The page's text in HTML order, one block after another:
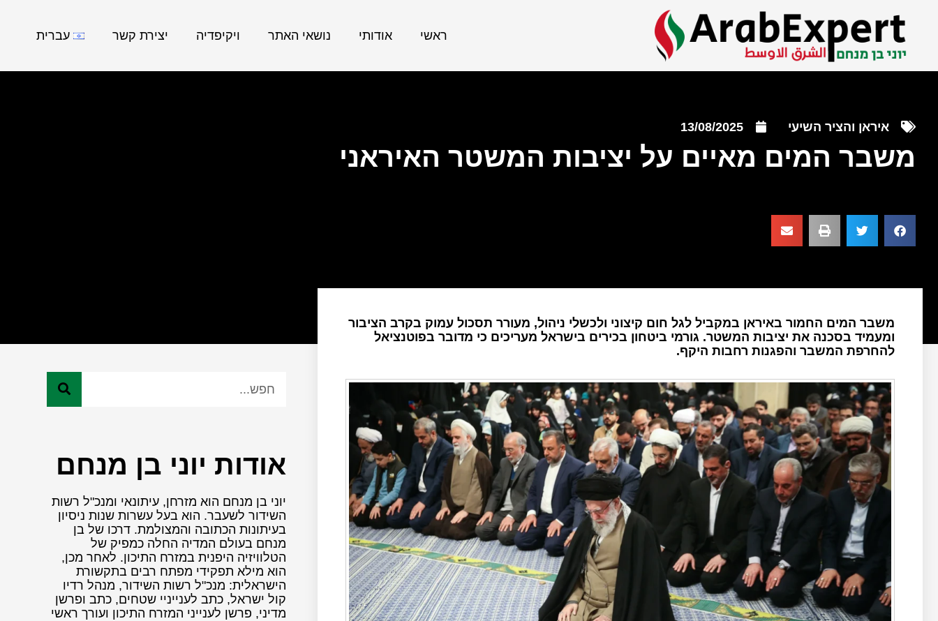
ראשי אודותי נושאי האתר ויקיפדיה יצירת קשר עברית
איראן והציר השיעי 13/08/2025
משבר המים מאיים על יציבות המשטר האיראני
משבר המים החמור באיראן במקביל לגל חום קיצוני ולכשלי ניהול, מעורר תסכול עמוק בקרב הציבור
ומעמיד בסכנה את יציבות המשטר. גורמי ביטחון בכירים בישראל מעריכים כי מדובר בפוטנציאל
להחרפת המשבר והפגנות רחבות היקף.
אודות יוני בן מנחם
יוני בן מנחם הוא מזרחן, עיתונאי ומנכ"ל רשות
השידור לשעבר. הוא בעל עשרות שנות ניסיון
בעיתונות הכתובה והמצולמת. דרכו של בן
מנחם בעולם המדיה החלה כמפיק של
הטלוויזיה היפנית במזרח התיכון. לאחר מכן,
הוא מילא תפקידי מפתח רבים בתקשורת
הישראלית: מנכ"ל רשות השידור, מנהל רדיו
קול ישראל, כתב לענייניי שטחים, כתב ופרשן
מדיני, פרשן לענייני המזרח התיכון ועורך ראשי